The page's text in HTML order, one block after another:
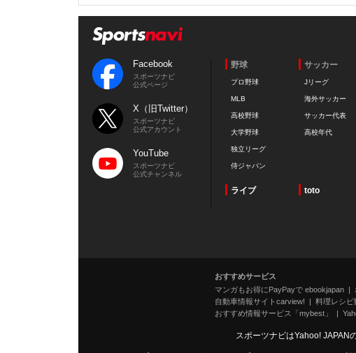
Facebook
スポーツナビ
公式ページ
X（旧Twitter）
スポーツナビ
公式アカウント
YouTube
スポーツナビ
公式チャンネル
野球
プロ野球
MLB
高校野球
大学野球
独立リーグ
侍ジャパン
サッカー
Jリーグ
海外サッカー
サッカー代表
高校年代
ライブ toto
おすすめサービス
マンガもお得にPayPayで ebookjapan
自動車情報サイトcarview!
料理レシピ
おすすめ情報サービス「mybest」
スポーツナビはYahoo! JAPAN